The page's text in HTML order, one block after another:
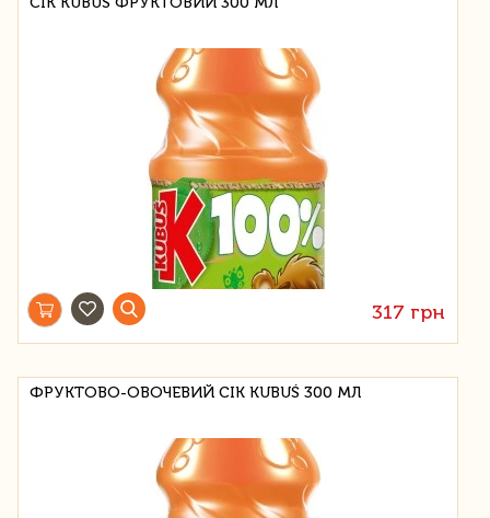
317 грн
ФРУКТОВО-ОВОЧЕВИЙ СІК KUBUŚ 300 МЛ